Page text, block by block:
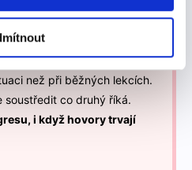
než při běžných lekcích.
soustředit co druhý říká.
i když hovory trvají